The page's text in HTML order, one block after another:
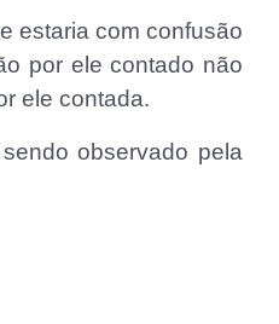
estaria com confusão
por ele contado não
ele contada.
observado pela